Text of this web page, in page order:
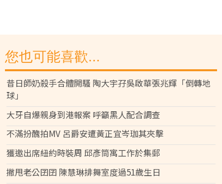
您也可能喜歡...
昔日師奶殺手合體開騷 陶大宇孖吳啟華張兆輝「倒轉地
球」
大牙自爆親身到港報案 呼籲黑人配合調查
不滿扮醜拍MV 呂爵安遭黃正宜岑珈其夾擊
獲邀出席紐約時裝周 邱彥筒寓工作於集郵
撇甩老公囝囝 陳慧琳排舞室度過51歲生日